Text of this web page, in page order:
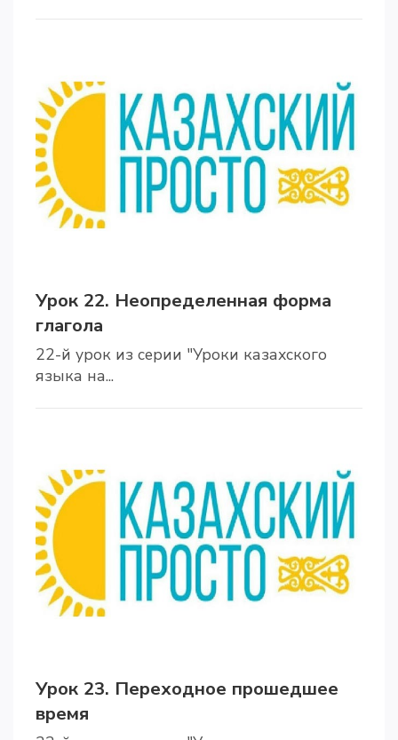
Урок 22. Неопределенная форма
глагола
22-й урок из серии "Уроки казахского
языка на...
Урок 23. Переходное прошедшее
время